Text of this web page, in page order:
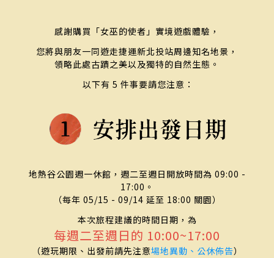
感謝購買「女巫的使者」實境遊戲體驗，
您將與朋友一同遊走捷運新北投站周邊知名地景，
領略此處古蹟之美以及獨特的自然生態。
以下有 5 件事要請您注意：
地熱谷公園週一休館，週二至週日開放時間為 09:00 -
17:00。
（每年 05/15 - 09/14 延至 18:00 關園）
本次旅程建議的時間日期，為
每週二至週日的 10:00~17:00
（遊玩期限、出發前請先注意場地異動、公休佈告）